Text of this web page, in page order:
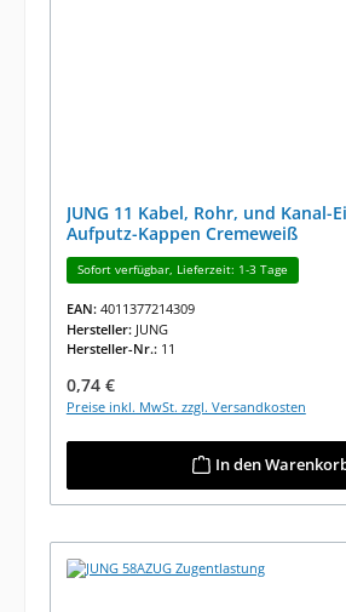
JUNG 11 Kabel, Rohr, und
Aufputz-Kappen Cremeweiß
Sofort verfügbar, Lieferzeit: 1-3 Tage
EAN: 4011377214309
Hersteller: JUNG
Hersteller-Nr.: 11
Regulärer Preis:
0,74 €
Preise inkl. MwSt. zzgl. Versandkosten
In den